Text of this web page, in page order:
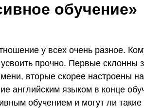
обучение»
у всех очень разное.
усвоить прочно. Первые склонны
вторые скорее настроены
английским языком в конце
обучением и могут ли такие